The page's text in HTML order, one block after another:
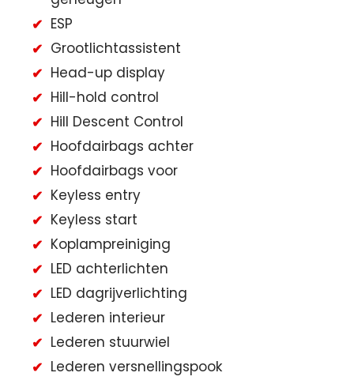
ESP
Grootlichtassistent
Head-up display
Hill-hold control
Hill Descent Control
Hoofdairbags achter
Hoofdairbags voor
Keyless entry
Keyless start
Koplampreiniging
LED achterlichten
LED dagrijverlichting
Lederen interieur
Lederen stuurwiel
Lederen versnellingspook